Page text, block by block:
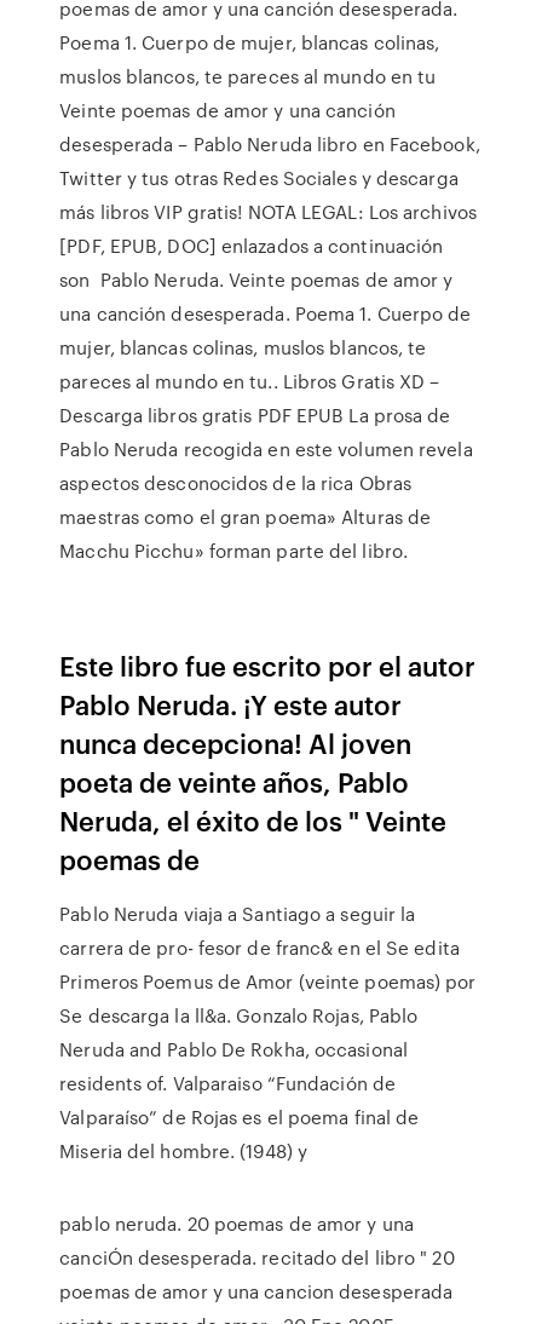
poemas de amor y una canción desesperada.
Poema 1. Cuerpo de mujer, blancas colinas,
muslos blancos, te pareces al mundo en tu
Veinte poemas de amor y una canción
desesperada – Pablo Neruda libro en Facebook,
Twitter y tus otras Redes Sociales y descarga
más libros VIP gratis! NOTA LEGAL: Los archivos
[PDF, EPUB, DOC] enlazados a continuación
son Pablo Neruda. Veinte poemas de amor y
una canción desesperada. Poema 1. Cuerpo de
mujer, blancas colinas, muslos blancos, te
pareces al mundo en tu.. Libros Gratis XD –
Descarga libros gratis PDF EPUB La prosa de
Pablo Neruda recogida en este volumen revela
aspectos desconocidos de la rica Obras
maestras como el gran poema» Alturas de
Macchu Picchu» forman parte del libro.
Este libro fue escrito por el autor
Pablo Neruda. ¡Y este autor
nunca decepciona! Al joven
poeta de veinte años, Pablo
Neruda, el éxito de los " Veinte
poemas de
Pablo Neruda viaja a Santiago a seguir la
carrera de pro- fesor de franc& en el Se edita
Primeros Poemus de Amor (veinte poemas) por
Se descarga la ll&a. Gonzalo Rojas, Pablo
Neruda and Pablo De Rokha, occasional
residents of. Valparaiso “Fundación de
Valparaíso” de Rojas es el poema final de
Miseria del hombre. (1948) y
pablo neruda. 20 poemas de amor y una
canciÓn desesperada. recitado del libro " 20
poemas de amor y una cancion desesperada